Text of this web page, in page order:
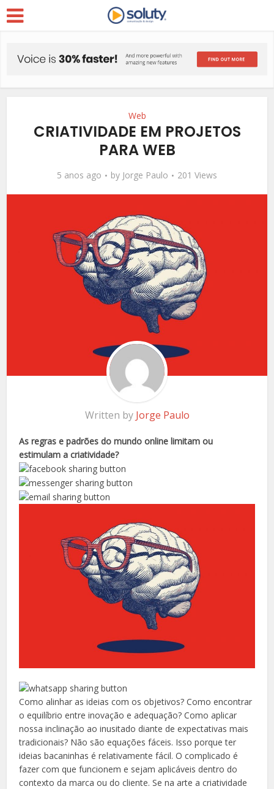
Web
CRIATIVIDADE EM PROJETOS
PARA WEB
5 anos ago by Jorge Paulo 201 Views
Written by Jorge Paulo
As regras e padrões do mundo online limitam ou
estimulam a criatividade?
Como alinhar as ideias com os objetivos? Como encontrar
o equilíbrio entre inovação e adequação? Como aplicar
nossa inclinação ao inusitado diante de expectativas mais
tradicionais? Não são equações fáceis. Isso porque ter
ideias bacaninhas é relativamente fácil. O complicado é
fazer com que funcionem e sejam aplicáveis dentro do
contexto da marca ou do cliente. Se na arte a criatividade